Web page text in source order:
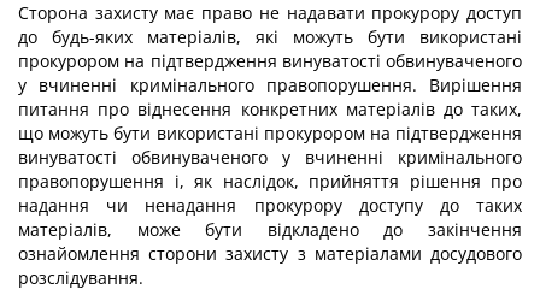
Сторона захисту має право не надавати прокурору доступ
до будь-яких матеріалів, які можуть бути використані
прокурором на підтвердження винуватості обвинуваченого
у вчиненні кримінального правопорушення. Вирішення
питання про віднесення конкретних матеріалів до таких,
що можуть бути використані прокурором на підтвердження
винуватості обвинуваченого у вчиненні кримінального
правопорушення і, як наслідок, прийняття рішення про
надання чи ненадання прокурору доступу до таких
матеріалів, може бути відкладено до закінчення
ознайомлення сторони захисту з матеріалами досудового
розслідування.